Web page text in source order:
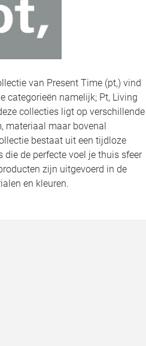
van Present Time (pt,) vind
categorieën namelijk; Pt, Living
collecties ligt op verschillende
materiaal maar bovenal
bestaat uit een tijdloze
de perfecte voel je thuis sfeer
zijn uitgevoerd in de
en kleuren.